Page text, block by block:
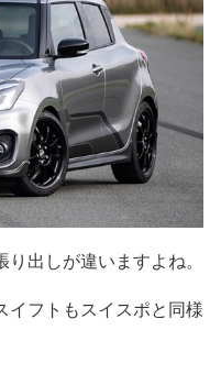
出しが違いますよね。
イフトもスイスポと同様